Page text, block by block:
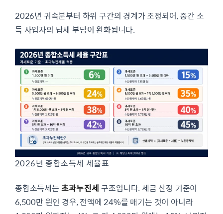
2026년 귀속분부터 하위 구간의 경계가 조정되어, 중간 소
득 사업자의 납세 부담이 완화됩니다.
2026년 종합소득세 세율표
종합소득세는 초과누진세 구조입니다. 세금 산정 기준이
6,500만 원인 경우, 전액에 24%를 매기는 것이 아니라